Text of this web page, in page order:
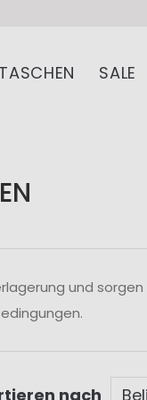
SALE
und
nach